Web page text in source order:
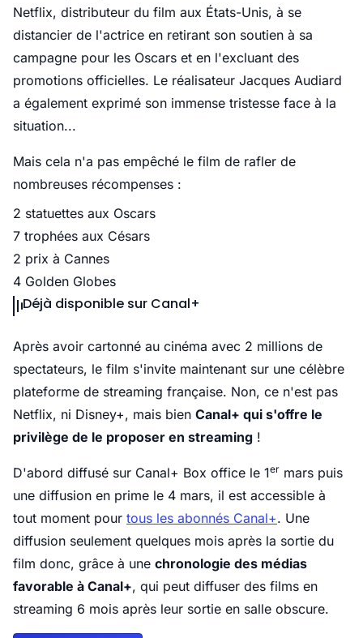
Netflix, distributeur du film aux États-Unis, à se
distancier de l'actrice en retirant son soutien à sa
campagne pour les Oscars et en l'excluant des
promotions officielles. Le réalisateur Jacques Audiard
a également exprimé son immense tristesse face à la
situation...
Mais cela n'a pas empêché le film de rafler de
nombreuses récompenses :
2 statuettes aux Oscars
7 trophées aux Césars
2 prix à Cannes
4 Golden Globes
Déjà disponible sur Canal+
Après avoir cartonné au cinéma avec 2 millions de
spectateurs, le film s'invite maintenant sur une célèbre
plateforme de streaming française. Non, ce n'est pas
Netflix, ni Disney+, mais bien Canal+ qui s'offre le
privilège de le proposer en streaming !
D'abord diffusé sur Canal+ Box office le 1er mars puis
une diffusion en prime le 4 mars, il est accessible à
tout moment pour tous les abonnés Canal+. Une
diffusion seulement quelques mois après la sortie du
film donc, grâce à une chronologie des médias
favorable à Canal+, qui peut diffuser des films en
streaming 6 mois après leur sortie en salle obscure.